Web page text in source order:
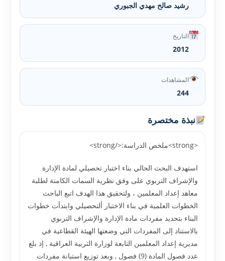
رشيد صالح مهدي الجبوري
التاريخ
2012
المشاهدات
244
نبذة مختصرة
<strong>ملخص الدراسة:</strong>
استهدف البحث الحالي بناء اختبار تحصيلي لمادة الإدارة
والإشراف التربوي على وفق نظرية السمات الكامنة لطلبة
معاهد إعداد المعلمين ، ولتحقيق هذا الهدف اتبع الباحث
الخطوات العلمية في بناء الاختبار ألتحصيلي وابتدأت خطوات
البناء بتحديد مفردات مادة الإدارة والإشراف التربوي
بالاستناد إلى المفردات التي وضعتها الهيئة القطاعية في
مديرية إعداد المعلمين التابعة لوزارة التربية العراقية , إذ بلغ
عدد فصول المادة (9) فصول , وبعد توزيع استبانة مفردات